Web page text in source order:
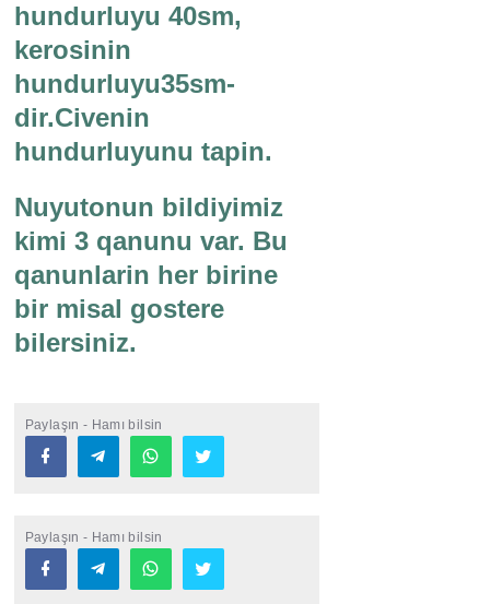
hundurluyu 40sm,
kerosinin
hundurluyu35sm-
dir.Civenin
hundurluyunu tapin.
Nuyutonun bildiyimiz
kimi 3 qanunu var. Bu
qanunlarin her birine
bir misal gostere
bilersiniz.
Paylaşın - Hamı bilsin
Paylaşın - Hamı bilsin